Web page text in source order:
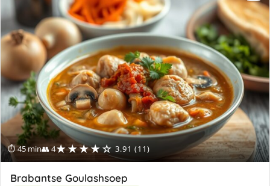
⏱ 45 min👥 4★★★★☆ 3.91 (11)
Brabantse Goulashsoep